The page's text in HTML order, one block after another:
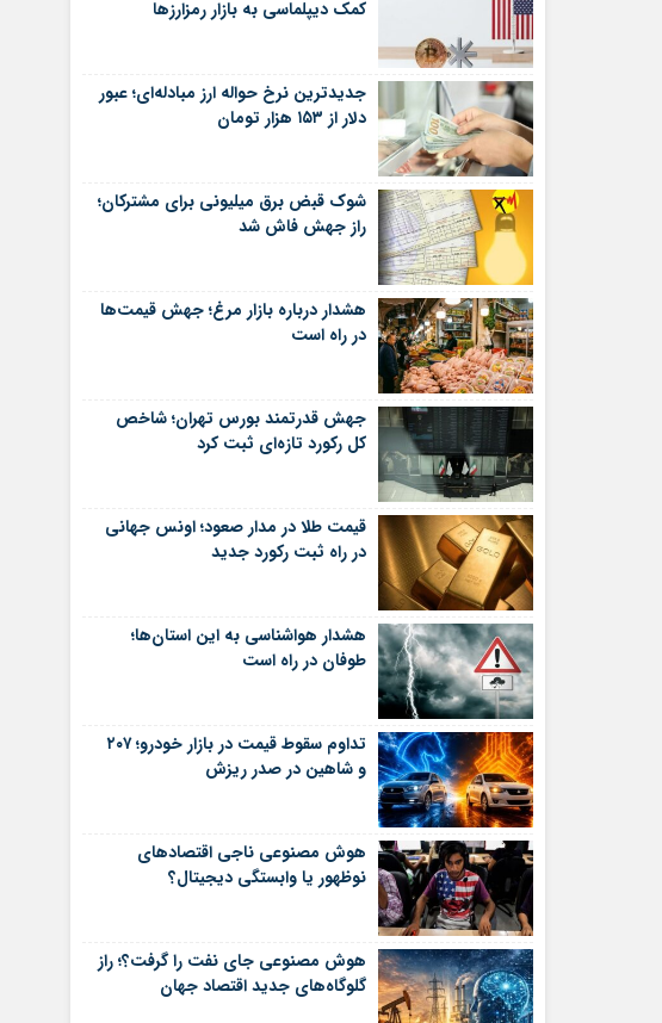
کمک دیپلماسی به بازار رمزارزها
جدیدترین نرخ حواله ارز مبادله‌ای؛ عبور
دلار از ۱۵۳ هزار تومان
شوک قبض برق میلیونی برای مشترکان؛
راز جهش فاش شد
هشدار درباره بازار مرغ؛ جهش قیمت‌ها
در راه است
جهش قدرتمند بورس تهران؛ شاخص
کل رکورد تازه‌ای ثبت کرد
قیمت طلا در مدار صعود؛ اونس جهانی
در راه ثبت رکورد جدید
هشدار هواشناسی به این استان‌ها؛
طوفان در راه است
تداوم سقوط قیمت در بازار خودرو؛ ۲۰۷
و شاهین در صدر ریزش
هوش مصنوعی ناجی اقتصادهای
نوظهور یا وابستگی دیجیتال؟
هوش مصنوعی جای نفت را گرفت؟؛ راز
گلوگاه‌های جدید اقتصاد جهان